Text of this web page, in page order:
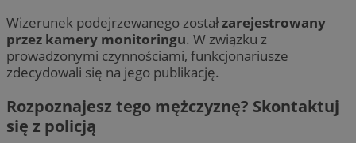
Wizerunek podejrzewanego zostałzarejestrowany
przez kamery monitoringu. W związku z
prowadzonymi czynnościami, funkcjonariusze
zdecydowali się na jego publikację.
Rozpoznajesz tego mężczyznę? Skontaktuj
się z policją